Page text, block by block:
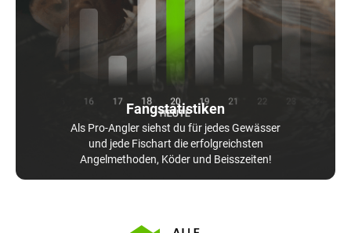
Fangstatistiken
Als Pro-Angler siehst du für jedes Gewässer
und jede Fischart die erfolgreichsten
Angelmethoden, Köder und Beisszeiten!